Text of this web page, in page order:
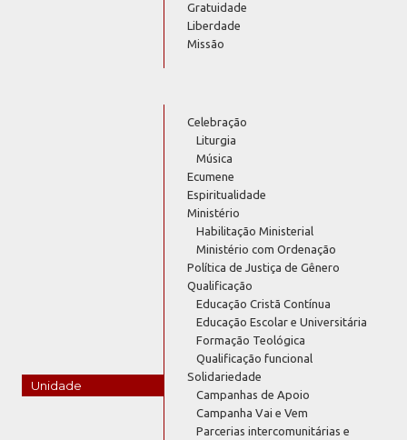
Gratuidade
Liberdade
Missão
Unidade
Celebração
Liturgia
Música
Ecumene
Espiritualidade
Ministério
Habilitação Ministerial
Ministério com Ordenação
Política de Justiça de Gênero
Qualificação
Educação Cristã Contínua
Educação Escolar e Universitária
Formação Teológica
Qualificação funcional
Solidariedade
Campanhas de Apoio
Campanha Vai e Vem
Parcerias intercomunitárias e